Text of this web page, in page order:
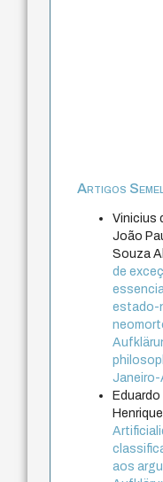
Artigos
Vinicius
João
Souza
de
estado-
Janeiro-
aos